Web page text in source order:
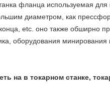
фланца используемая для
диаметром, как
etc. оно также обширно
оборудования минирования
на в токарном станке,